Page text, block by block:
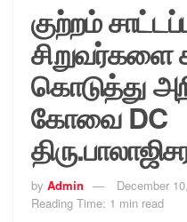
குற்றம்
சிறுவர்களை
கொடுத்து
கோவை DC
by Admin
December
Reading Time: 1 min read